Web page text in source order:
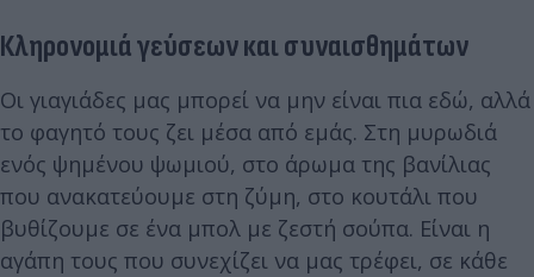
Κληρονομιά γεύσεων και συναισθημάτων
Οι γιαγιάδες μας μπορεί να μην είναι πια εδώ, αλλά
το φαγητό τους ζει μέσα από εμάς. Στη μυρωδιά
ενός ψημένου ψωμιού, στο άρωμα της βανίλιας
που ανακατεύουμε στη ζύμη, στο κουτάλι που
βυθίζουμε σε ένα μπολ με ζεστή σούπα. Είναι η
αγάπη τους που συνεχίζει να μας τρέφει, σε κάθε